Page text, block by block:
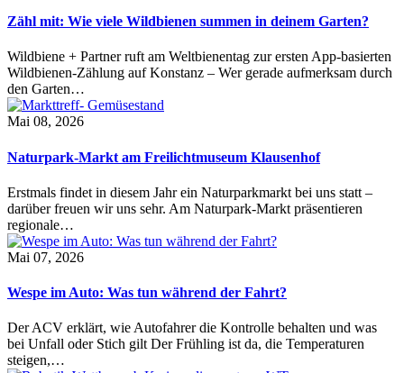
Zähl mit: Wie viele Wildbienen summen in deinem Garten?
Wildbiene + Partner ruft am Weltbienentag zur ersten App-basierten
Wildbienen-Zählung auf Konstanz – Wer gerade aufmerksam durch
den Garten…
Mai 08, 2026
Naturpark-Markt am Freilichtmuseum Klausenhof
Erstmals findet in diesem Jahr ein Naturparkmarkt bei uns statt –
darüber freuen wir uns sehr. Am Naturpark-Markt präsentieren
regionale…
Mai 07, 2026
Wespe im Auto: Was tun während der Fahrt?
Der ACV erklärt, wie Autofahrer die Kontrolle behalten und was
bei Unfall oder Stich gilt Der Frühling ist da, die Temperaturen
steigen,…